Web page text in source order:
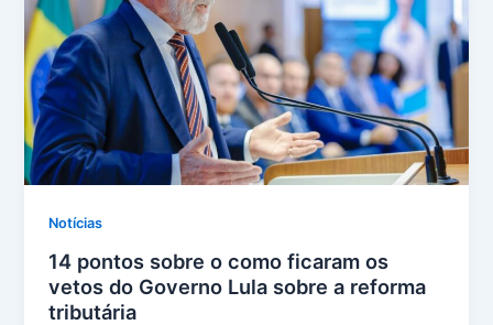
Notícias
14 pontos sobre o como ficaram os
vetos do Governo Lula sobre a reforma
tributária